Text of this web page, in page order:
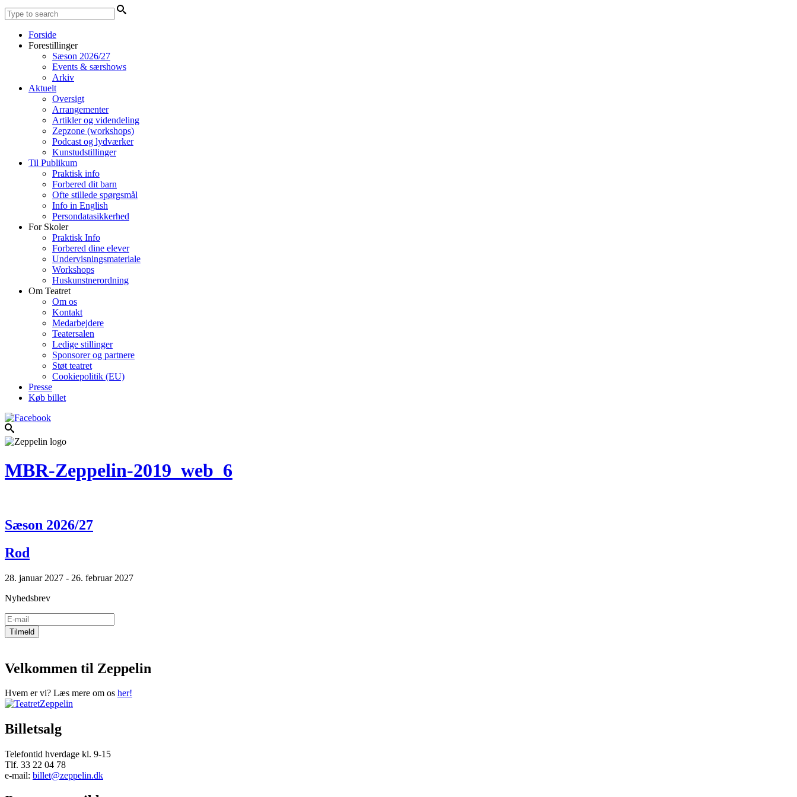
Forside
Forestillinger
Sæson 2026/27
Events & særshows
Arkiv
Aktuelt
Oversigt
Arrangementer
Artikler og videndeling
Zepzone (workshops)
Podcast og lydværker
Kunstudstillinger
Til Publikum
Praktisk info
Forbered dit barn
Ofte stillede spørgsmål
Info in English
Persondatasikkerhed
For Skoler
Praktisk Info
Forbered dine elever
Undervisningsmateriale
Workshops
Huskunstnerordning
Om Teatret
Om os
Kontakt
Medarbejdere
Teatersalen
Ledige stillinger
Sponsorer og partnere
Støt teatret
Cookiepolitik (EU)
Presse
Køb billet
MBR-Zeppelin-2019_web_6
Sæson 2026/27
Rod
28. januar 2027 - 26. februar 2027
Nyhedsbrev
Velkommen til Zeppelin
Hvem er vi? Læs mere om os her!
Billetsalg
Telefontid hverdage kl. 9-15
Tlf. 33 22 04 78
e-mail: billet@zeppelin.dk